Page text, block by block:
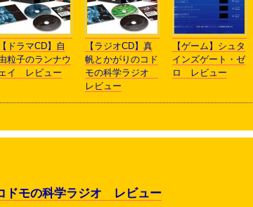
【ドラマCD】自
粒子のランナウ
ェイ レビュー
【ラジオCD】真
帆とかがりのコド
モの科学ラジオ
レビュー
【ゲーム】シュタ
インズゲート・ゼ
ロ レビュー
ドモの科学ラジオ レビュー